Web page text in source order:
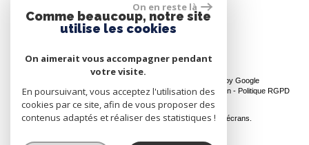
Espace propriétaire
© 2026 | Tous droits réservés | Traduction powered by Google
Plan du site-Mentions légales-Nos honoraires-Liens-Admin- Politique RGPD
Site internet compatible multi-supports,
un seul site adaptable à tous les types d'écrans.
On en reste là
Comme beaucoup, notre site
utilise les cookies
On aimerait vous accompagner pendant
votre visite.
En poursuivant, vous acceptez l'utilisation des
cookies par ce site, afin de vous proposer des
contenus adaptés et réaliser des statistiques !